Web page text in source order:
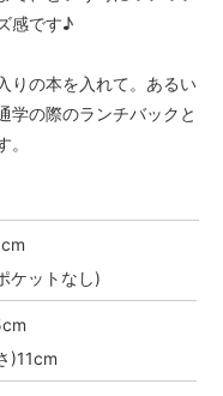
感です♪
りの本を入れて。あるい
学の際のランチバックと
ットなし)
)11cm